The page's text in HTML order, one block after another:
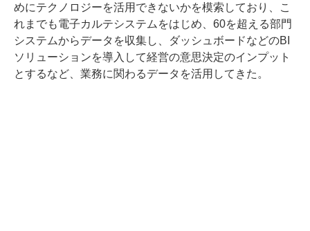
めにテクノロジーを活用できないかを模索しており、こ
れまでも電子カルテシステムをはじめ、60を超える部門
システムからデータを収集し、ダッシュボードなどのBI
ソリューションを導入して経営の意思決定のインプット
とするなど、業務に関わるデータを活用してきた。